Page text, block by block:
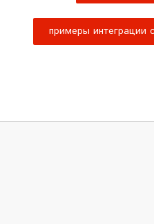
примеры интеграции